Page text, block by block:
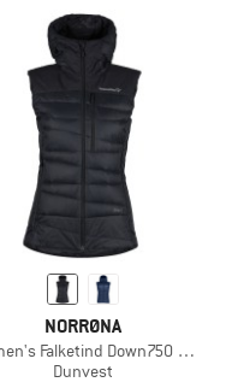
NORRØNA
Falketind Down750 Vest
Dunvest